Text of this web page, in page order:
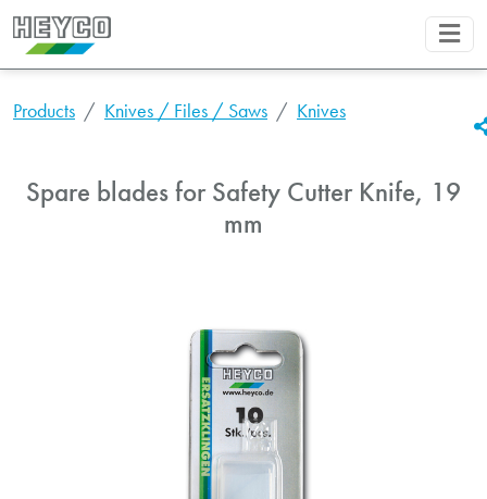
Products Knives / Files / Saws Knives
Spare blades for Safety Cutter Knife, 19
mm